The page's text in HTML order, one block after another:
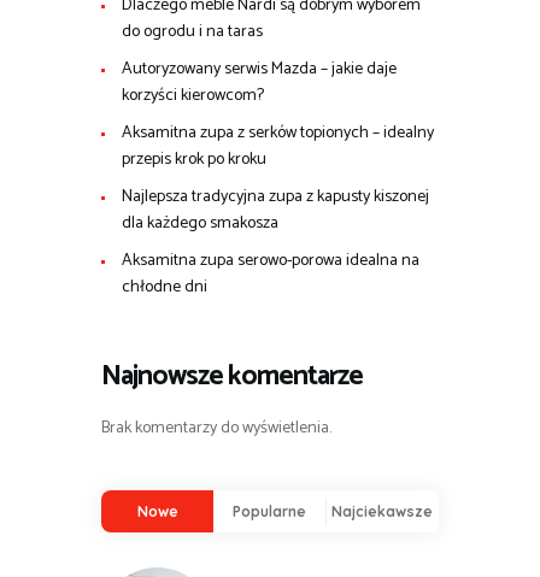
do ogrodu i na taras
Autoryzowany serwis Mazda – jakie daje
korzyści kierowcom?
Aksamitna zupa z serków topionych – idealny
przepis krok po kroku
Najlepsza tradycyjna zupa z kapusty kiszonej
dla każdego smakosza
Aksamitna zupa serowo-porowa idealna na
chłodne dni
Najnowsze komentarze
Brak komentarzy do wyświetlenia.
Nowe Popularne Najciekawsze